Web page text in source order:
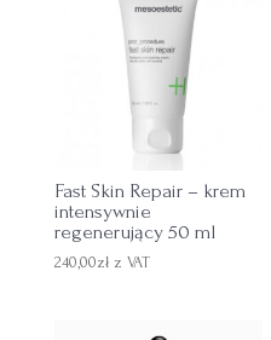
Fast Skin Repair – krem
intensywnie
regenerujący 50 ml
240,00zł z VAT